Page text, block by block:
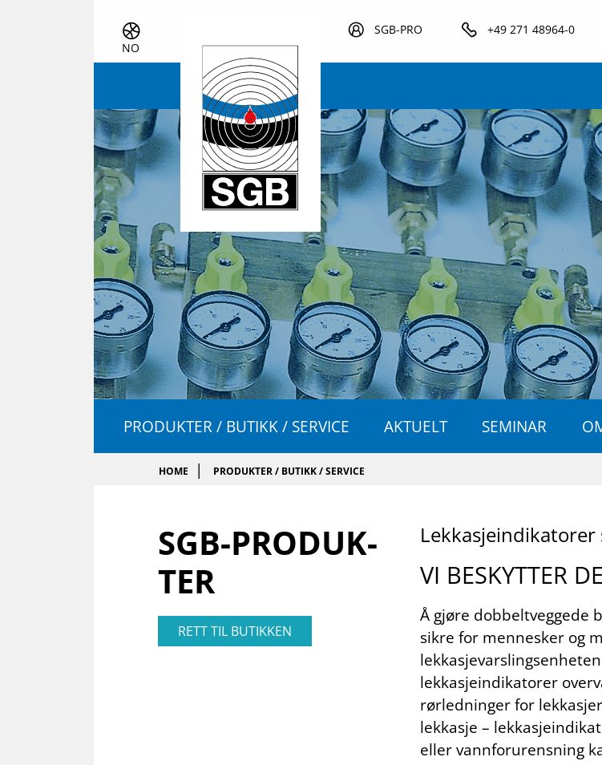
NO
SGB-PRO +49 271 48964-0
PRODUKTER / BUTIKK / SERVICE AKTUELT SEMINAR
HOME PRODUKTER / BUTIKK / SERVICE
SGB-PRO­DUK­
TER
RETT TIL BUTIKKEN
VI BE­SKYT­TER
Å gjøre dobbeltveggede
sikre for mennesker og
lekkasjeindikatorer
rørledninger for
lekkasje –
eller vannforurensning